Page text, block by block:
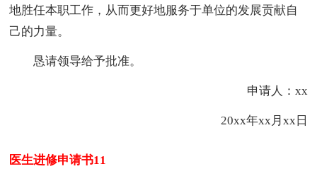
地胜任本职工作，从而更好地服务于单位的发展贡献自
己的力量。
恳请领导给予批准。
申请人：xx
20xx年xx月xx日
医生进修申请书11